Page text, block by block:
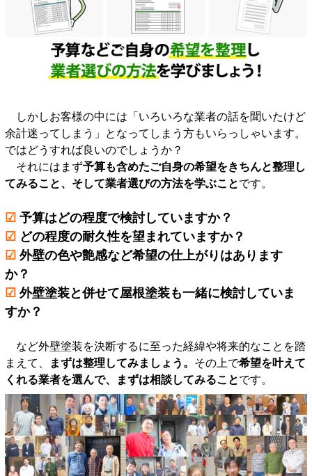
しかしお客様の中には「いろいろな業者の話を聞いたけど
余計迷ってしまう」となってしまう方もいらっしゃいます。
ではどうすれば良いのでしょうか？
それにはまず予算も含めたご自身の希望をきちんと整理し
てみること、そして業者選びの方法を学ぶことです。
☑ 予算はどの程度で検討していますか？
☑ どの程度の耐久性を望まれていますか？
☑ 外壁の色や艶感など希望の仕上がりはあります
か？
☑ 外壁塗装と併せて屋根塗装も一緒に検討していま
すか？
など外壁塗装を決断するに至った経緯や将来的なことを踏
まえて、
まずは整理してみましょう。 その上で希望を叶えて
くれる業者を選んで、まずは相談してみることです。